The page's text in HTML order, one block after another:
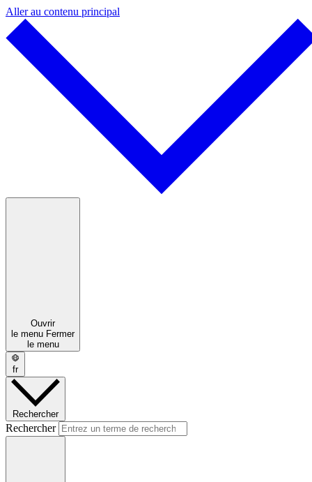
Aller au contenu principal
Ouvrir
le menu Fermer
le menu
fr
Rechercher
Rechercher